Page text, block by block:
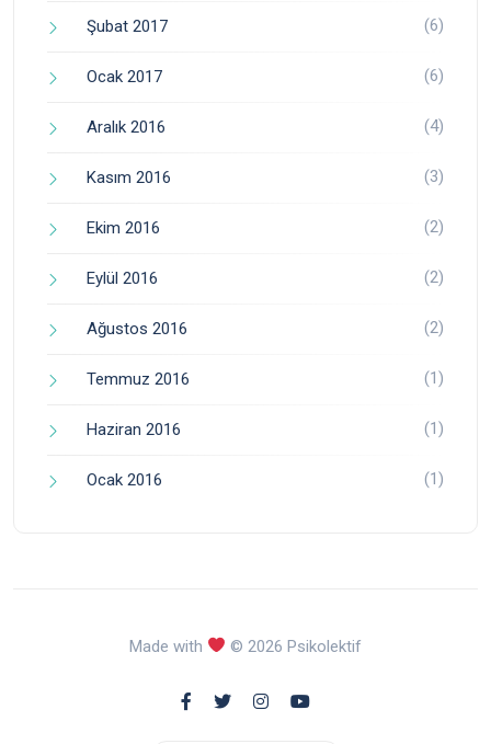
Şubat 2017 (6)
Ocak 2017 (6)
Aralık 2016 (4)
Kasım 2016 (3)
Ekim 2016 (2)
Eylül 2016 (2)
Ağustos 2016 (2)
Temmuz 2016 (1)
Haziran 2016 (1)
Ocak 2016 (1)
Made with © 2026 Psikolektif